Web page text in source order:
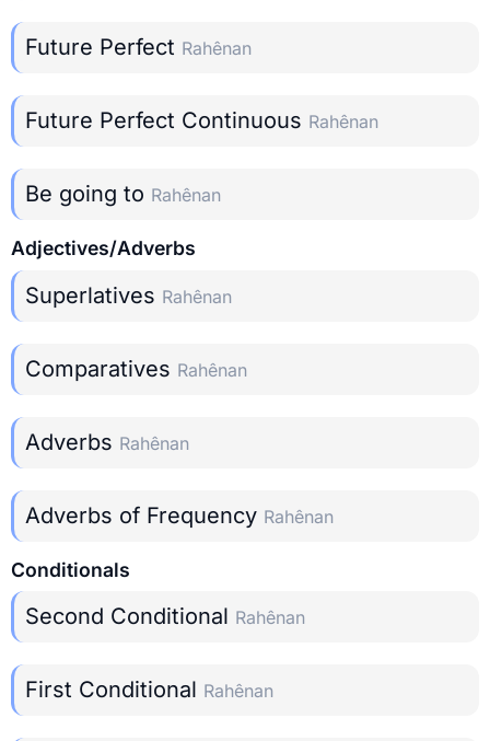
Future Perfect Rahênan
Future Perfect Continuous Rahênan
Be going to Rahênan
Adjectives/Adverbs
Superlatives Rahênan
Comparatives Rahênan
Adverbs Rahênan
Adverbs of Frequency Rahênan
Conditionals
Second Conditional Rahênan
First Conditional Rahênan